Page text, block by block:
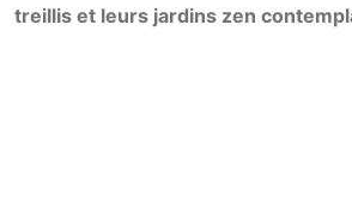
treillis et leurs jardins zen